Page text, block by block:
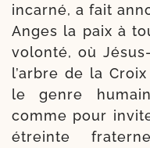
incar­né, a fait
Anges la paix à
volon­té, où
l’arbre de la
le genre
comme pour
étreinte